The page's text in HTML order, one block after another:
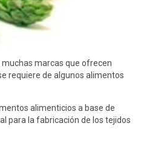
marcas que ofrecen
requiere de algunos alimentos
alimenticios a base de
para la fabricación de los tejidos